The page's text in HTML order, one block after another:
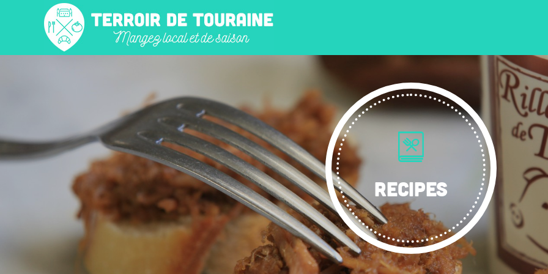
RECIPES